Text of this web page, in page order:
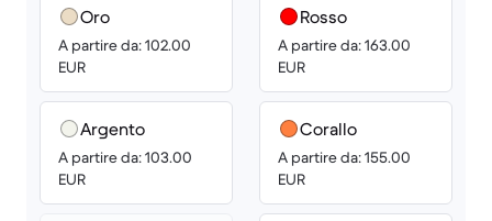
Oro
A partire da: 102.00
EUR
Argento
A partire da: 103.00
EUR
Rosso
A partire da: 163.00
EUR
Corallo
A partire da: 155.00
EUR